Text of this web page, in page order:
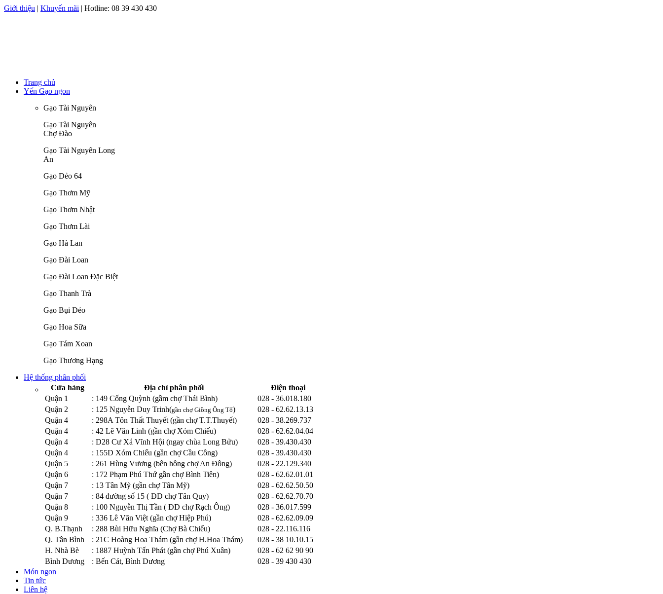
Giới thiệu | Khuyến mãi | Hotline: 08 39 430 430
Trang chủ
Yến Gạo ngon
Gạo Tài Nguyên
Gạo Tài Nguyên
Chợ Đào
Gạo Tài Nguyên Long
An
Gạo Dẻo 64
Gạo Thơm Mỹ
Gạo Thơm Nhật
Gạo Thơm Lài
Gạo Hà Lan
Gạo Đài Loan
Gạo Đài Loan Đặc Biệt
Gạo Thanh Trà
Gạo Bụi Dẻo
Gạo Hoa Sữa
Gạo Tám Xoan
Gạo Thương Hạng
Hệ thống phân phối
Cửa hàng
Địa chỉ phân phối
Điện thoại
Quận 1
: 149 Cống Quỳnh (gầm chợ Thái Bình)
028 - 36.018.180
Quận 2
: 125 Nguyễn Duy Trinh(gần chợ Giồng Ông Tố)
028 - 62.62.13.13
Quận 4
: 298A Tôn Thất Thuyết (gần chợ T.T.Thuyết)
028 - 38.269.737
Quận 4
: 42 Lê Văn Linh (gần chợ Xóm Chiếu)
028 - 62.62.04.04
Quận 4
: D28 Cư Xá Vĩnh Hội (ngay chùa Long Bửu)
028 - 39.430.430
Quận 4
: 155D Xóm Chiếu (gần chợ Cầu Công)
028 - 39.430.430
Quận 5
: 261 Hùng Vương (bên hông chợ An Đông)
028 - 22.129.340
Quận 6
: 172 Phạm Phú Thứ gần chợ Bình Tiên)
028 - 62.62.01.01
Quận 7
: 13 Tân Mỹ (gần chợ Tân Mỹ)
028 - 62.62.50.50
Quận 7
: 84 đường số 15 ( ĐD chợ Tân Quy)
028 - 62.62.70.70
Quận 8
: 100 Nguyễn Thị Tần ( ĐD chợ Rạch Ông)
028 - 36.017.599
Quận 9
: 336 Lê Văn Việt (gần chợ Hiệp Phú)
028 - 62.62.09.09
Q. B.Thạnh
: 288 Bùi Hữu Nghĩa (Chợ Bà Chiểu)
028 - 22.116.116
Q. Tân Bình
: 21C Hoàng Hoa Thám (gần chợ H.Hoa Thám)
028 - 38 10.10.15
H. Nhà Bè
: 1887 Huỳnh Tấn Phát (gần chợ Phú Xuân)
028 - 62 62 90 90
Bình Dương
: Bến Cát, Bình Dương
028 - 39 430 430
Món ngon
Tin tức
Liên hệ